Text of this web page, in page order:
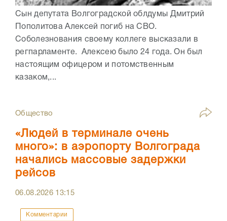
Сын депутата Волгоградской облдумы Дмитрий
Пополитова Алексей погиб на СВО.
Соболезнования своему коллеге высказали в
регпарламенте. Алексею было 24 года. Он был
настоящим офицером и потомственным
казаком,...
Общество
«Людей в терминале очень
много»: в аэропорту Волгограда
начались массовые задержки
рейсов
06.08.2026 13:15
Комментарии